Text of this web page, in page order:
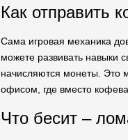
Как отправить
Сама игровая механика
можете развивать навыки
начисляются монеты. Это
офисом, где вместо
Что бесит –